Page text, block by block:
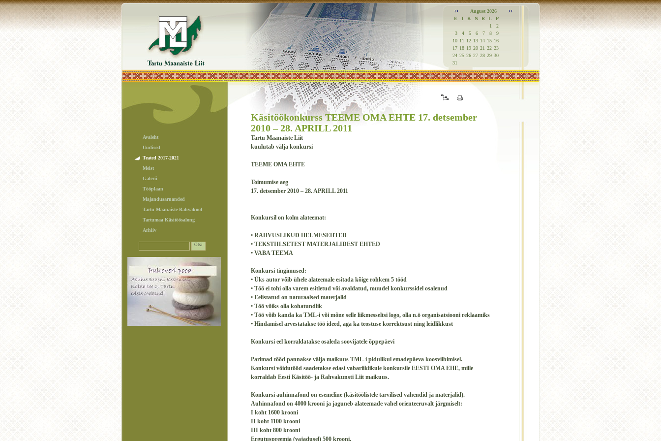
August 2026
E
T K N R L
P
1
2
3
4 5 6 7 8
9
10 11 12 13 14 15 16
17 18 19 20 21 22 23
24 25 26 27 28 29 30
31
Avaleht
Uudised
Teated 2017-2021
Meist
Galerii
Tööplaan
Majandusaruanded
Tartu Maanaiste Rahvakool
Tartumaa Käsitöösalong
Arhiiv
Käsitöökonkurss TEEME OMA EHTE 17. detsember
2010 – 28. APRILL 2011
Tartu Maanaiste Liit
kuulutab välja konkursi
TEEME OMA EHTE
Toimumise aeg
17. detsember 2010 – 28. APRILL 2011
Konkursil on kolm alateemat:
• RAHVUSLIKUD HELMESEHTED
• TEKSTIILSETEST MATERJALIDEST EHTED
• VABA TEEMA
Konkursi tingimused:
• Üks autor võib ühele alateemale esitada kõige rohkem 5 tööd
• Töö ei tohi olla varem esitletud või avaldatud, muudel konkurssidel osalenud
• Eelistatud on naturaalsed materjalid
• Töö võiks olla kohatundlik
• Töö võib kanda ka TML-i või mõne selle liikmesseltsi logo, olla n.ö organisatsiooni reklaamiks
• Hindamisel arvestatakse töö ideed, aga ka teostuse korrektsust ning leidlikkust
Konkursi eel korraldatakse osaleda soovijatele õppepäevi
Parimad tööd pannakse välja maikuus TML-i pidulikul emadepäeva koosviibimisel.
Konkursi võidutööd saadetakse edasi vabariiklikule konkursile EESTI OMA EHE, mille
korraldab Eesti Käsitöö- ja Rahvakunsti Liit maikuus.
Konkursi auhinnafond on esemeline (käsitöölistele tarvilised vahendid ja materjalid).
Auhinnafond on 4000 krooni ja jaguneb alateemade vahel orienteeruvalt järgmiselt:
I koht 1600 krooni
II koht 1100 krooni
III koht 800 krooni
Ergutuspreemia (vajadusel) 500 krooni.